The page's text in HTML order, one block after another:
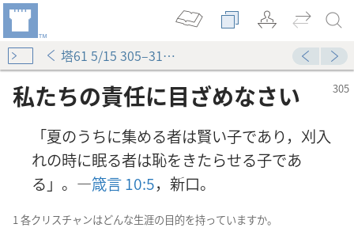
塔61 5/15 305–312ページ
私たちの責任に目ざめなさい
「夏のうちに集める者は賢い子であり，刈入
れの時に眠る者は恥をきたらせる子であ
る」。―箴言 10:5，新口。
1 各クリスチャンはどんな生涯の目的を持っていますか。